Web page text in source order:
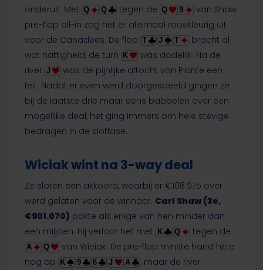
onderuit. Met Q Q tegen de Q 9
van Shaw
pre-flop all-in zag het er allemaal rooskleurig uit
voor de Canadees. De flop T J T
bracht al
wat nattigheid, de turn
K
was dodelijk. Na de
river J
was de pijnlijke aftocht van Plante een
feit. Nadat er even werd doorgespeeld gingen ze
bij de laatste drie maar eens babbelen over een
mogelijke deal, het ging immers om hele stevige
bedragen in de slotfase.
Wiciak wint na 3-way deal
Ze sloten een akkoord, waarbij er €108.975 over
werd gelaten voor de winnaar. Carl Shaw (3e,
€901.070) pakte als enige van hen minder dan
een miljoen. Hij verloor het met
K Q tegen de
A Q
van Wiciak. De pre-flop minste hand hitte
nog op
K 9 6 J A
, maar de river